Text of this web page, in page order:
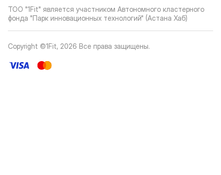
ТОО "1Fit" является участником Автономного кластерного
фонда "Парк инновационных технологий" (Астана Хаб)
Copyright ©1Fit, 2026 Все права защищены.